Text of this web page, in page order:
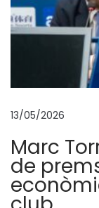
s
p
s
e
t
a
a
13/05/2026
Marc
de